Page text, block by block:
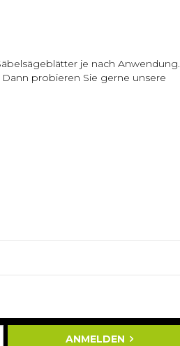
je nach Anwendung.
probieren Sie gerne unsere
ANMELDEN